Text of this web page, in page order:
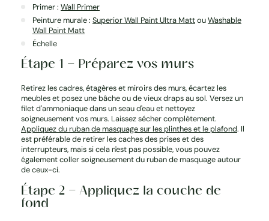
Primer : Wall Primer
Peinture murale : Superior Wall Paint Ultra MattouWashable
Wall Paint Matt
Échelle
Étape 1 – Préparez vos murs
Retirez les cadres, étagères et miroirs des murs, écartez les
meubles et posez une bâche ou de vieux draps au sol. Versez un
filet d'ammoniaque dans un seau d'eau et nettoyez
soigneusement vos murs. Laissez sécher complètement.
Appliquez du ruban de masquage sur les plinthes et le plafond. Il
est préférable de retirer les caches des prises et des
interrupteurs, mais si cela n'est pas possible, vous pouvez
également coller soigneusement du ruban de masquage autour
de ceux-ci.
Étape 2 – Appliquez la couche de
fond